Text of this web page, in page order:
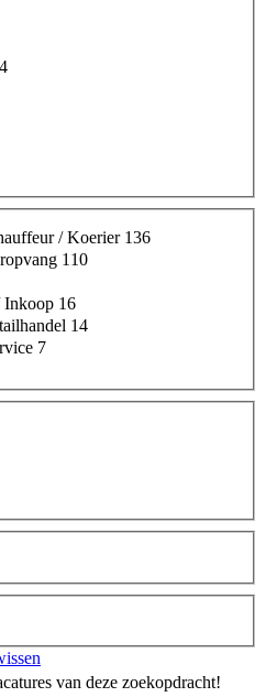
4
/ Koerier 136
110
Inkoop 16
14
7
van deze zoekopdracht!